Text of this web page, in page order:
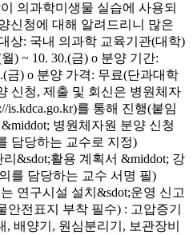
의과학미생물 실습에 사용되
신청에 대해 알려드리니 많은
상: 국내 의과학 교육기관(대학)
) ~ 10. 30.(금) o 분양 기간:
금) o 분양 가격: 무료(단과대학
신청, 제출 및 회신은 병원체자
is.kdca.go.kr)를 통해 진행(붙임
병원체자원 분양 신청
담당하는 교수로 지정)
&sdot;활용 계획서 &middot; 강
를 담당하는 교수 서명 필)
연구시설 설치&sdot;운영 신고
전표지 부착 필수) : 고압증기
배양기, 원심분리기, 보관장비